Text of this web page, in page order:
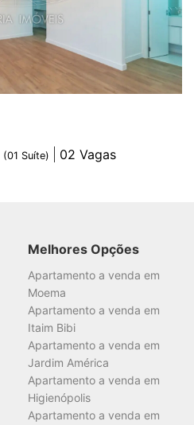
(01 Suíte) 02 Vagas
Melhores Opções
Apartamento a venda em
Moema
Apartamento a venda em
Itaim Bibi
Apartamento a venda em
Jardim América
Apartamento a venda em
Higienópolis
Apartamento a venda em